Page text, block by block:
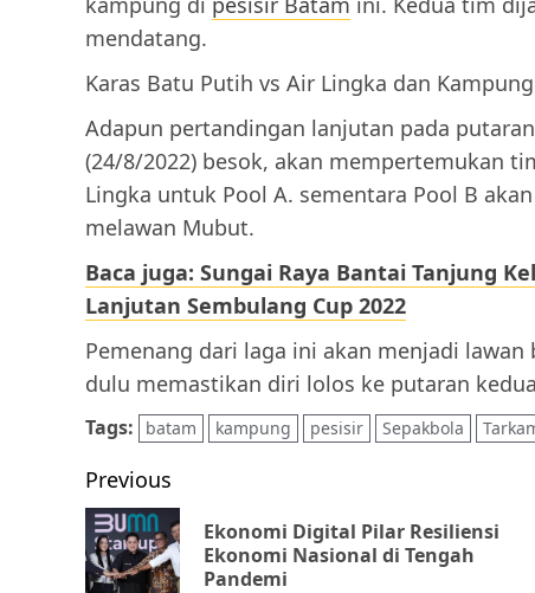
mendatang.
Karas Batu Putih vs Air Lingka dan
Adapun pertandingan lanjutan pada
(24/8/2022) besok, akan mempertemukan
Lingka untuk Pool A. sementara Pool B
melawan Mubut.
Baca juga: Sungai Raya Bantai Tanjung
Lanjutan Sembulang Cup 2022
Pemenang dari laga ini akan menjadi
dulu memastikan diri lolos ke putaran
Tags: batam kampung pesisir Sepakbola
Post
navigation
Previous
Ekonomi Digital Pilar Resiliensi
Ekonomi Nasional di Tengah
Pandemi